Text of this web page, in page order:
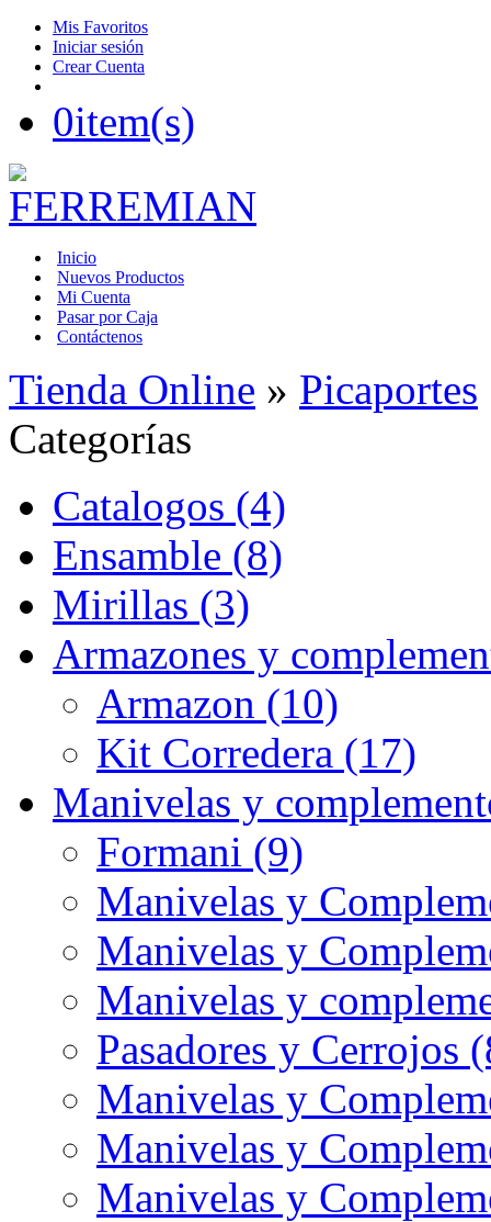
Mis Favoritos
Iniciar sesión
Crear Cuenta
0item(s)
Inicio
Nuevos Productos
Mi Cuenta
Pasar por Caja
Contáctenos
Tienda Online » Picaportes
Categorías
Catalogos (4)
Ensamble (8)
Mirillas (3)
Armazones y
Armazon (10)
Kit Corredera (17)
Manivelas y
Formani (9)
Manivelas y
Manivelas y
Manivelas y
Pasadores y Cerrojos
Manivelas y
Manivelas y
Manivelas y